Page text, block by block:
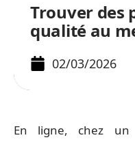
Trouver des
qualité au
02/03/2026
En ligne, chez un